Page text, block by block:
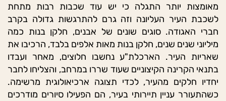
מאומצות יותר התגלה כי יש עוד שכבות רבות מתחת
לשכבת העיר העליונה וזה גרם להתרגשות גדולה בקרב
חברי האגודה. סוגים שונים של אבנים, חלקן בנות כמה
מיליוני שנים שנים, חלקן בנות מאות אלפים בלבד, הרכיבו את
שאריות העיר. הארכלת"ע נחשבו חלוצים, מאחר ועבדו
בתנאי הקרינה הקיצוניים שעוד שררו במרחב, והצליחו לחבר
יחדיו חלקים מהעיר, לכדי תצוגה ארכיאולוגית מרשימה.
כשהתעורר עניין תיירותי בעיר, הם הפעילו סיורים מודרכים